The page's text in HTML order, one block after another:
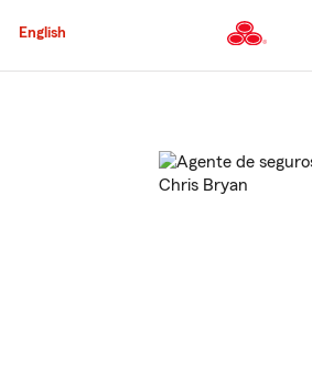
al
principal
English